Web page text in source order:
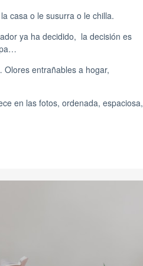
casa o le susurra o le chilla.
ya ha decidido, la decisión es
entrañables a hogar,
en las fotos, ordenada, espaciosa,